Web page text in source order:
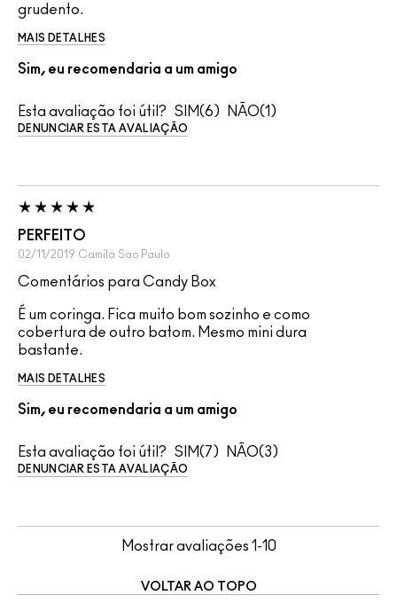
grudento.
MAIS DETALHES
Sim, eu recomendaria a um amigo
Esta avaliação foi útil? 6 1
DENUNCIAR ESTA AVALIAÇÃO
PERFEITO
02/11/2019 Camila Sao Paulo
Comentários para Candy Box
É um coringa. Fica muito bom sozinho e como
cobertura de outro batom. Mesmo mini dura
bastante.
MAIS DETALHES
Sim, eu recomendaria a um amigo
Esta avaliação foi útil? 7 3
DENUNCIAR ESTA AVALIAÇÃO
Mostrar avaliações 1-10
VOLTAR AO TOPO